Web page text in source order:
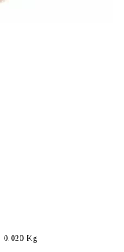
0.020 Kg